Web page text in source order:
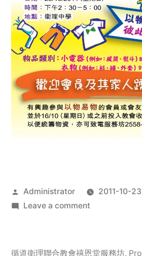
Posted
by
Administrator 2011-10-23
Leave a commenton
服
循道衛理聯合教會禧恩堂服務坊,